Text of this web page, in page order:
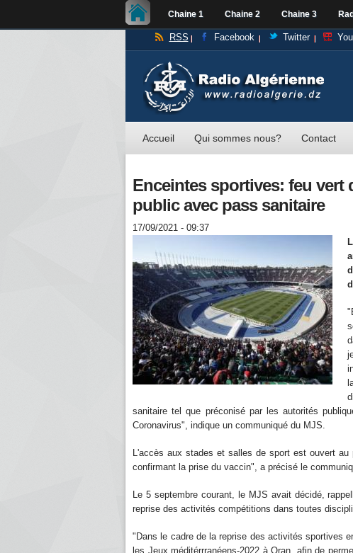
Chaine 1 Chaine 2 Chaine 3
RSS Facebook Twitter
Accueil Qui sommes nous? Contact
Enceintes sportives: feu
public avec pass sanitaire
17/09/2021 - 09:37
sanitaire tel que préconisé par les autorités
Coronavirus", indique un communiqué du MJS.
L'accès aux stades et salles de sport est ouvert
confirmant la prise du vaccin", a précisé le
Le 5 septembre courant, le MJS avait décidé,
reprise des activités compétitions dans toutes
"Dans le cadre de la reprise des activités sportives
les Jeux méditérrranéens-2022 à Oran, afin de